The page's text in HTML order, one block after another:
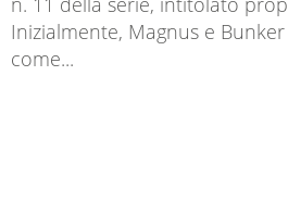
Inizialmente, Magnus e
come...